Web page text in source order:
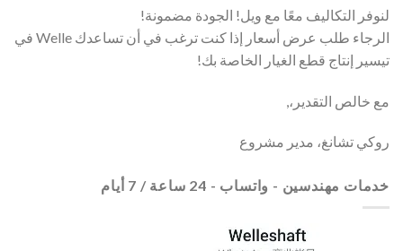
لنوفر التكاليف معًا مع ويل! الجودة مضمونة!
الرجاء طلب عرض أسعار إذا كنت ترغب في أن تساعدك Welle في
تيسير إنتاج قطع الغيار الخاصة بك!
مع خالص التقدير،,
روكي تشانغ، مدير مشروع
خدمات مهندسين - واتساب - 24 ساعة / 7 أيام